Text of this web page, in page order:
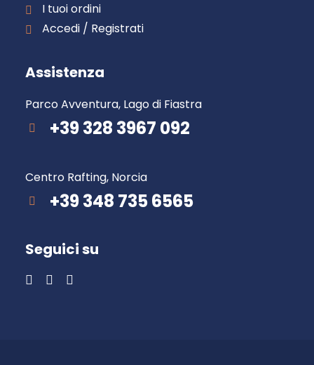
I tuoi ordini
Accedi / Registrati
Assistenza
Parco Avventura, Lago di Fiastra
+39 328 3967 092
Centro Rafting, Norcia
+39 348 735 6565
Seguici su